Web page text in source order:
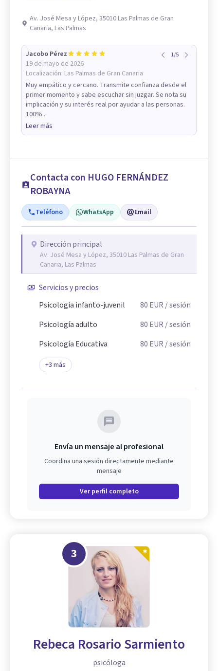
Av. José Mesa y López, 35010 Las Palmas de Gran
Canaria, Las Palmas
Jacobo Pérez
19 de mayo de 2026
Localización: Las Palmas de Gran Canaria
1/5
Muy empático y cercano. Transmite confianza desde el
primer momento y sabe escuchar sin juzgar. Se nota su
implicación y su interés real por ayudar a las personas.
100%...
Leer más
Contacta con HUGO FERNÁNDEZ
ROBAYNA
Teléfono WhatsApp Email
Dirección principal
Av. José Mesa y López, 35010 Las Palmas de Gran
Canaria, Las Palmas
Servicios y precios
Psicología infanto-juvenil
80 EUR / sesión
Psicología adulto
80 EUR / sesión
Psicología Educativa
80 EUR / sesión
+3 más
Envía un mensaje al profesional
Coordina una sesión directamente mediante
mensaje
Ver perfil completo
3
Rebeca Rosario Sarmiento
psicóloga